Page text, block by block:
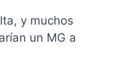
y muchos
un MG a